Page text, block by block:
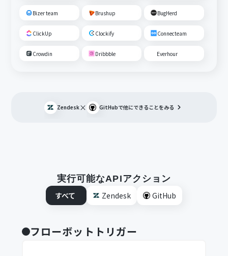
Bizer team Brushup BugHerd
ClickUp Clockify Connecteam
Crowdin Dribbble Everhour
Zendesk× GitHubで他にできることをみる
実行可能なAPIアクション
すべて
Zendesk GitHub
フローボットトリガー